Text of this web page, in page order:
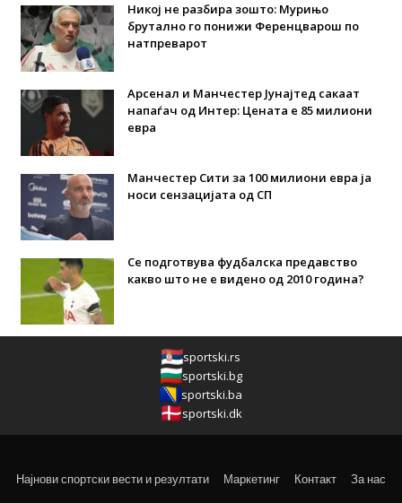
Никој не разбира зошто: Мурињо
брутално го понижи Ференцварош по
натпреварот
Арсенал и Манчестер Јунајтед сакаат
напаѓач од Интер: Цената е 85 милиони
евра
Манчестер Сити за 100 милиони евра ја
носи сензацијата од СП
Се подготвува фудбалска предавство
какво што не е видено од 2010 година?
sportski.rs
sportski.bg
sportski.ba
sportski.dk
Најнови спортски вести и резултати Маркетинг Контакт За нас